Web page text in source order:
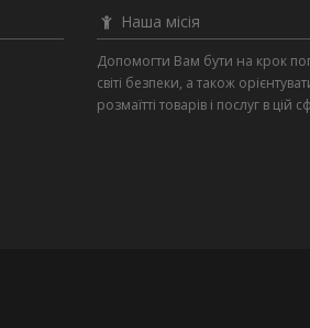
Наша місія
Допомогти Вам бути на крок
світі безпеки, а також
розмаїтті товарів і послуг в цій